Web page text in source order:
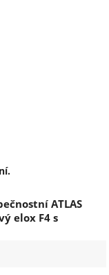
ATLAS
elox F4 s